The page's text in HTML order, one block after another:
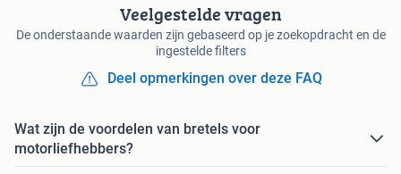
Veelgestelde vragen
De onderstaande waarden zijn gebaseerd op je zoekopdracht en de
ingestelde filters
Deel opmerkingen over deze FAQ
Wat zijn de voordelen van bretels voor
motorliefhebbers?